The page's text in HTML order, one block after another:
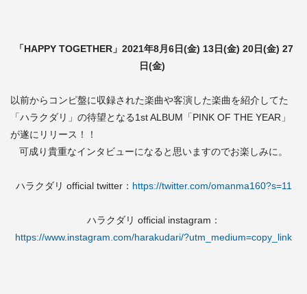
「HAPPY TOGETHER」2021年8月6日(金) 13日(金) 20日(金) 27
日(金)
以前からコンピ盤に収録された楽曲や客演した楽曲を紹介してた
「ハラクダリ」の待望となる1st ALBUM「PINK OF THE YEAR」
が遂にリリース！！
可成り貴重なインタビューになると思いますのでお楽しみに。
ハラクダリ official twitter： https://twitter.com/omanma160?s=11
ハラクダリ official instagram：
https://www.instagram.com/harakudari/?utm_medium=copy_link